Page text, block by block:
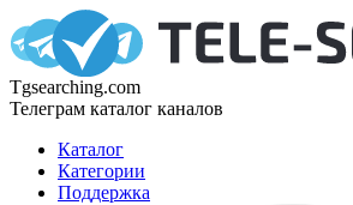
Tgsearching.com
Телеграм каталог каналов
Каталог
Категории
Поддержка